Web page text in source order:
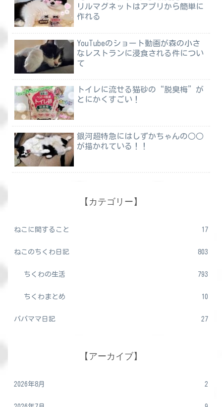
リルマグネットはアプリから簡単に
作れる
YouTubeのショート動画が森の小さ
なレストランに浸食される件につい
て
トイレに流せる猫砂の“脱臭梅”が
とにかくすごい！
銀河超特急にはしずかちゃんの○○
が描かれている！！
【カテゴリー】
ねこに関すること 17
ねこのちくわ日記 803
ちくわの生活 793
ちくわまとめ 10
パパママ日記 27
【アーカイブ】
2026年8月 2